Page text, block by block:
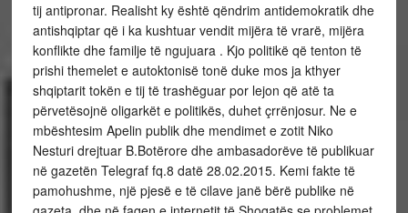
tij antipronar. Realisht ky është qëndrim antidemokratik dhe
antishqiptar që i ka kushtuar vendit mijëra të vrarë, mijëra
konflikte dhe familje të ngujuara . Kjo politikë që tenton të
prishi themelet e autoktonisë tonë duke mos ja kthyer
shqiptarit tokën e tij të trashëguar por lejon që atë ta
përvetësojnë oligarkët e politikës, duhet çrrënjosur. Ne e
mbështesim Apelin publik dhe mendimet e zotit Niko
Nesturi drejtuar B.Botërore dhe ambasadorëve të publikuar
në gazetën Telegraf fq.8 datë 28.02.2015. Kemi fakte të
pamohushme, një pjesë e të cilave janë bërë publike në